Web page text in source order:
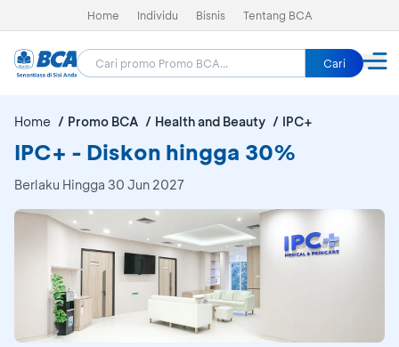
Home Individu Bisnis Tentang BCA
Cari
Home Promo BCA Health and Beauty IPC+
IPC+ - Diskon hingga 30%
Berlaku Hingga 30 Jun 2027